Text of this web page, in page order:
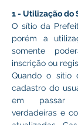
1 - Utilização do
O sítio da
porém a
somente
inscrição ou
Quando o sítio
cadastro do
em passar
verdadeiras e